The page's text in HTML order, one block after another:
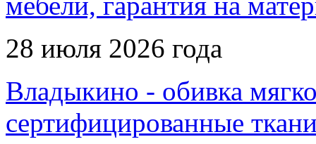
28 июля 2026 года
Владыкино - обивка
сертифицированные